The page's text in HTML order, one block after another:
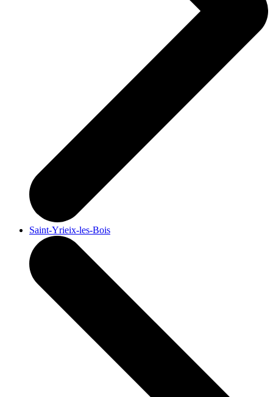
Saint-Yrieix-les-Bois